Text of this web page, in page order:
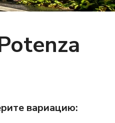
вариацию: